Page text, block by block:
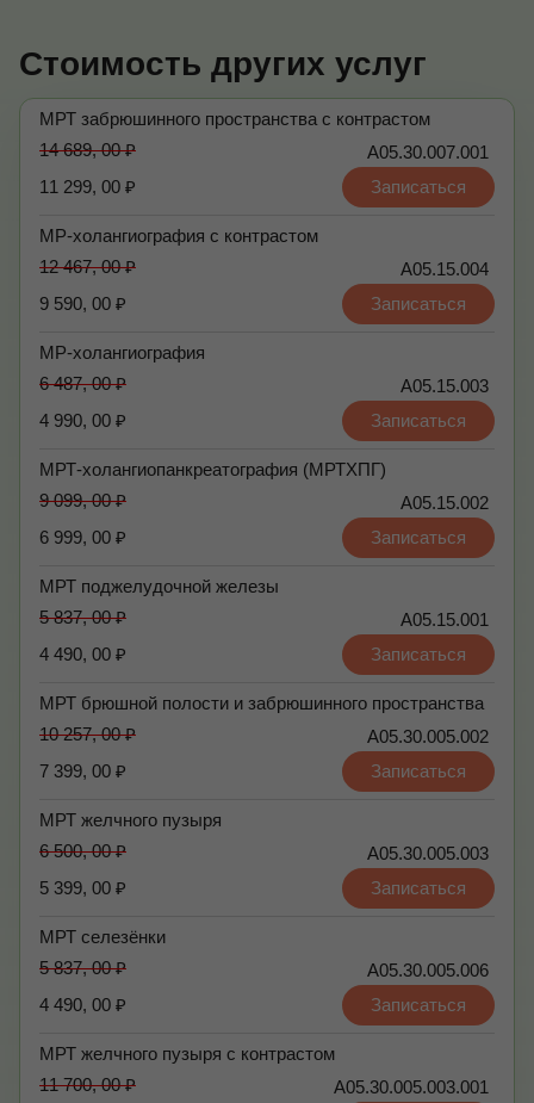
Стоимость других услуг
МРТ забрюшинного пространства с контрастом
А05.30.007.001
14 689, 00 ₽
11 299, 00 ₽
Записаться
МР-холангиография с контрастом
А05.15.004
12 467, 00 ₽
9 590, 00 ₽
Записаться
МР-холангиография
А05.15.003
6 487, 00 ₽
4 990, 00 ₽
Записаться
МРТ-холангиопанкреатография (МРТХПГ)
А05.15.002
9 099, 00 ₽
6 999, 00 ₽
Записаться
МРТ поджелудочной железы
А05.15.001
5 837, 00 ₽
4 490, 00 ₽
Записаться
МРТ брюшной полости и забрюшинного пространства
А05.30.005.002
10 257, 00 ₽
7 399, 00 ₽
Записаться
МРТ желчного пузыря
А05.30.005.003
6 500, 00 ₽
5 399, 00 ₽
Записаться
МРТ селезёнки
А05.30.005.006
5 837, 00 ₽
4 490, 00 ₽
Записаться
МРТ желчного пузыря с контрастом
А05.30.005.003.001
11 700, 00 ₽